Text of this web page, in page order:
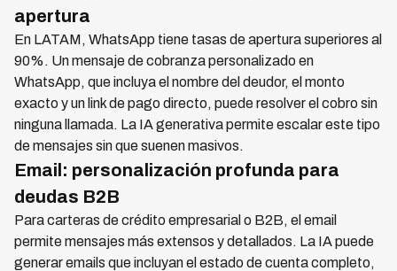
apertura
En LATAM, WhatsApp tiene tasas de apertura superiores al
90%. Un mensaje de cobranza personalizado en
WhatsApp, que incluya el nombre del deudor, el monto
exacto y un link de pago directo, puede resolver el cobro sin
ninguna llamada. La IA generativa permite escalar este tipo
de mensajes sin que suenen masivos.
Email: personalización profunda para
deudas B2B
Para carteras de crédito empresarial o B2B, el email
permite mensajes más extensos y detallados. La IA puede
generar emails que incluyan el estado de cuenta completo,